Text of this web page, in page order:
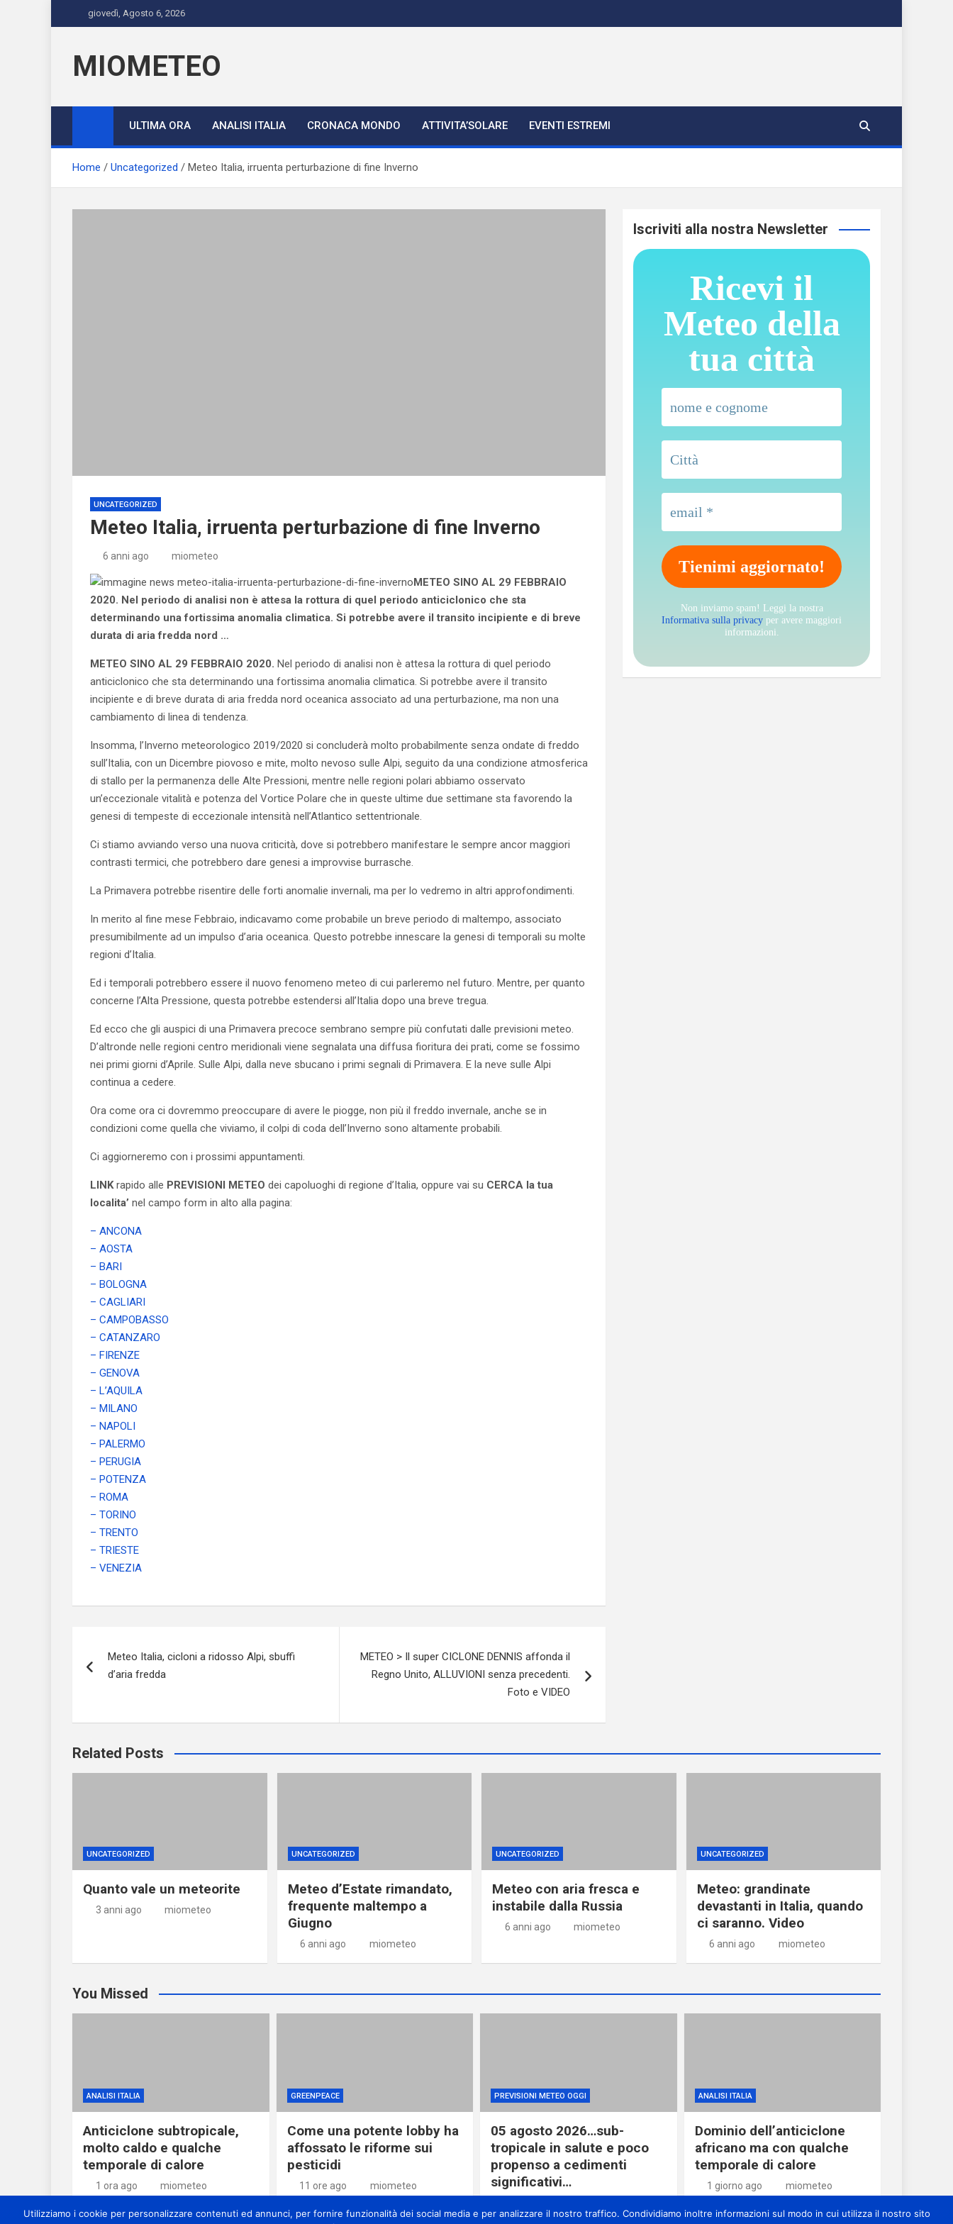
to
giovedì, Agosto 6, 2026
MIOMETEO
ULTIMA ORA ANALISI ITALIA CRONACA MONDO ATTIVITA’SOLARE EVENTI ESTREMI
Home Uncategorized Meteo Italia, irruenta perturbazione di fine Inverno
UNCATEGORIZED
Meteo Italia, irruenta perturbazione di fine Inverno
6 anni ago miometeo
METEO SINO AL 29 FEBBRAIO
2020. Nel periodo di analisi non è attesa la rottura di quel periodo anticiclonico che sta
determinando una fortissima anomalia climatica. Si potrebbe avere il transito incipiente e di breve
durata di aria fredda nord …
METEO SINO AL 29 FEBBRAIO 2020. Nel periodo di analisi non è attesa la rottura di quel periodo
anticiclonico che sta determinando una fortissima anomalia climatica. Si potrebbe avere il transito
incipiente e di breve durata di aria fredda nord oceanica associato ad una perturbazione, ma non una
cambiamento di linea di tendenza.
Insomma, l’Inverno meteorologico 2019/2020 si concluderà molto probabilmente senza ondate di freddo
sull’Italia, con un Dicembre piovoso e mite, molto nevoso sulle Alpi, seguito da una condizione atmosferica
di stallo per la permanenza delle Alte Pressioni, mentre nelle regioni polari abbiamo osservato
un’eccezionale vitalità e potenza del Vortice Polare che in queste ultime due settimane sta favorendo la
genesi di tempeste di eccezionale intensità nell’Atlantico settentrionale.
Ci stiamo avviando verso una nuova criticità, dove si potrebbero manifestare le sempre ancor maggiori
contrasti termici, che potrebbero dare genesi a improvvise burrasche.
La Primavera potrebbe risentire delle forti anomalie invernali, ma per lo vedremo in altri approfondimenti.
In merito al fine mese Febbraio, indicavamo come probabile un breve periodo di maltempo, associato
presumibilmente ad un impulso d’aria oceanica. Questo potrebbe innescare la genesi di temporali su molte
regioni d’Italia.
Ed i temporali potrebbero essere il nuovo fenomeno meteo di cui parleremo nel futuro. Mentre, per quanto
concerne l’Alta Pressione, questa potrebbe estendersi all’Italia dopo una breve tregua.
Ed ecco che gli auspici di una Primavera precoce sembrano sempre più confutati dalle previsioni meteo.
D’altronde nelle regioni centro meridionali viene segnalata una diffusa fioritura dei prati, come se fossimo
nei primi giorni d’Aprile. Sulle Alpi, dalla neve sbucano i primi segnali di Primavera. E la neve sulle Alpi
continua a cedere.
Ora come ora ci dovremmo preoccupare di avere le piogge, non più il freddo invernale, anche se in
condizioni come quella che viviamo, il colpi di coda dell’Inverno sono altamente probabili.
Ci aggiorneremo con i prossimi appuntamenti.
LINKrapido alle PREVISIONI METEO dei capoluoghi di regione d’Italia, oppure vai su CERCA la tua
localita’ nel campo form in alto alla pagina:
– ANCONA
– AOSTA
– BARI
– BOLOGNA
– CAGLIARI
– CAMPOBASSO
– CATANZARO
– FIRENZE
– GENOVA
– L’AQUILA
– MILANO
– NAPOLI
– PALERMO
– PERUGIA
– POTENZA
– ROMA
– TORINO
– TRENTO
– TRIESTE
– VENEZIA
articoli
Meteo Italia, cicloni a ridosso Alpi, sbuffi
d’aria fredda
METEO > Il super CICLONE DENNIS affonda il
Regno Unito, ALLUVIONI senza precedenti.
Foto e VIDEO
Iscriviti alla nostra Newsletter
Ricevi il
Meteo della
tua città
Non inviamo spam! Leggi la nostra
Informativa sulla privacy per avere maggiori
informazioni.
Related Posts
UNCATEGORIZED
Quanto vale un meteorite
3 anni ago miometeo
UNCATEGORIZED
Meteo d’Estate rimandato,
frequente maltempo a
Giugno
6 anni ago miometeo
UNCATEGORIZED
Meteo con aria fresca e
instabile dalla Russia
6 anni ago miometeo
UNCATEGORIZED
Meteo: grandinate
devastanti in Italia, quando
ci saranno. Video
6 anni ago miometeo
You Missed
ANALISI ITALIA
Anticiclone subtropicale,
molto caldo e qualche
temporale di calore
1 ora ago miometeo
GREENPEACE
Come una potente lobby ha
affossato le riforme sui
pesticidi
11 ore ago miometeo
PREVISIONI METEO OGGI
05 agosto 2026…sub-
tropicale in salute e poco
propenso a cedimenti
significativi…
ANALISI ITALIA
Dominio dell’anticiclone
africano ma con qualche
temporale di calore
1 giorno ago miometeo
Utilizziamo i cookie per personalizzare contenuti ed annunci, per fornire funzionalità dei social media e per analizzare il nostro traffico. Condividiamo inoltre informazioni sul modo in cui utilizza il nostro sito